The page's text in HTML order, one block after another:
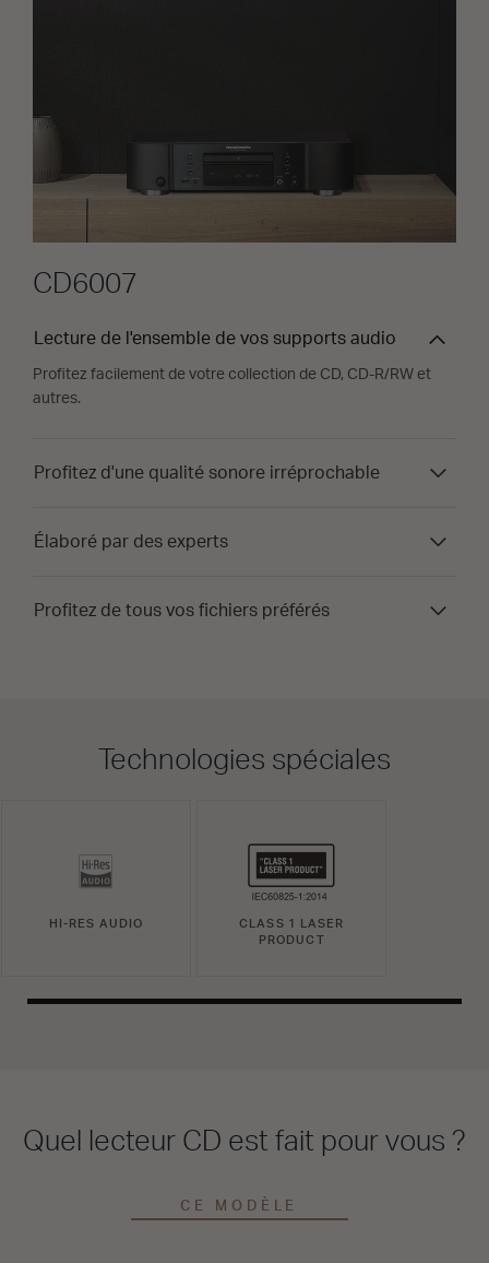
CD6007
Lecture de l'ensemble de vos supports audio
Profitez facilement de votre collection de CD, CD-R/RW et
autres.
Profitez d'une qualité sonore irréprochable
Élaboré par des experts
Profitez de tous vos fichiers préférés
Technologies spéciales
HI-RES AUDIO
CLASS 1 LASER
PRODUCT
Quel lecteur CD est fait pour vous ?
CE MODÈLE